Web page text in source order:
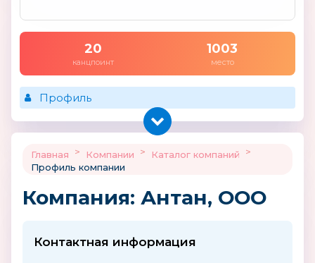
20
канцпоинт
1003
место
Профиль
Главная > Компании > Каталог компаний
>
Профиль компании
Компания: Антан, ООО
Контактная информация